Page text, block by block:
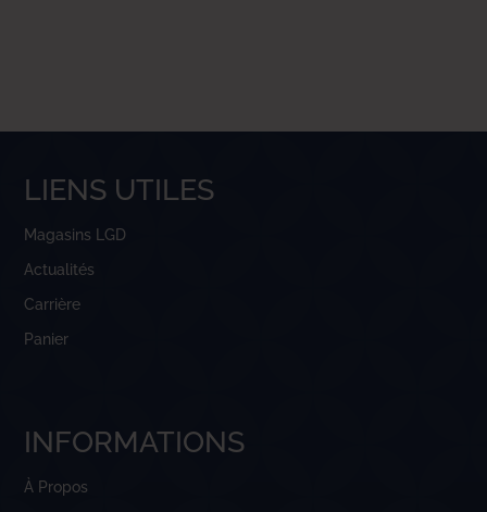
LIENS UTILES
Magasins LGD
Actualités
Carrière
Panier
INFORMATIONS
À Propos